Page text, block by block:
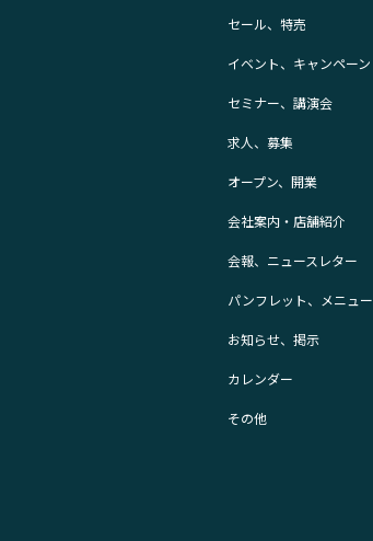
セール、特売
イベント、キャンペーン
セミナー、講演会
求人、募集
オープン、開業
会社案内・店舗紹介
会報、ニュースレター
パンフレット、メニュー
お知らせ、掲示
カレンダー
その他